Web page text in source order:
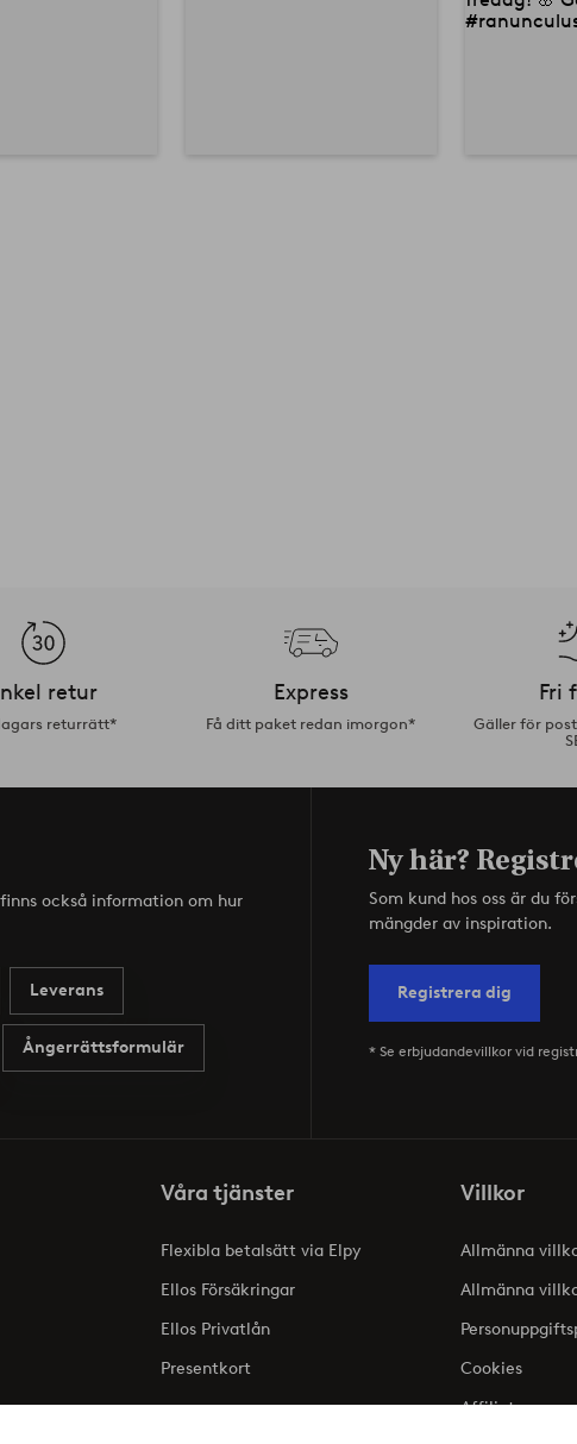
retur
returrätt*
Express
Få ditt paket redan imorgon*
Fri
Gäller för
också information om hur
Leverans
Ångerrättsformulär
Ny här?
Som kund hos oss är du
mängder av inspiration.
Registrera dig
* Se erbjudandevillkor vid
Våra tjänster
Flexibla betalsätt via Elpy
Ellos Försäkringar
Ellos Privatlån
Presentkort
Villkor
Allmänna
Allmänna
Cookies
Affiliate